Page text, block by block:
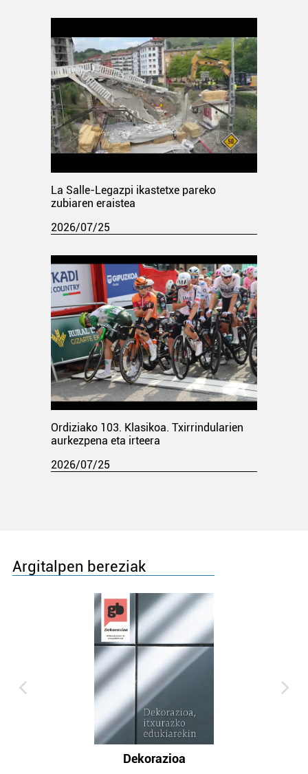
La Salle-Legazpi ikastetxe pareko
zubiaren eraistea
2026/07/25
Ordiziako 103. Klasikoa. Txirrindularien
aurkezpena eta irteera
2026/07/25
Argitalpen bereziak
Dekorazioa